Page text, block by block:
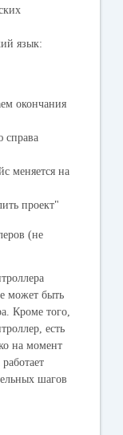
язык:
окончания
справа
меняется на
проект"
(не
может быть
Кроме того,
есть
на момент
шагов